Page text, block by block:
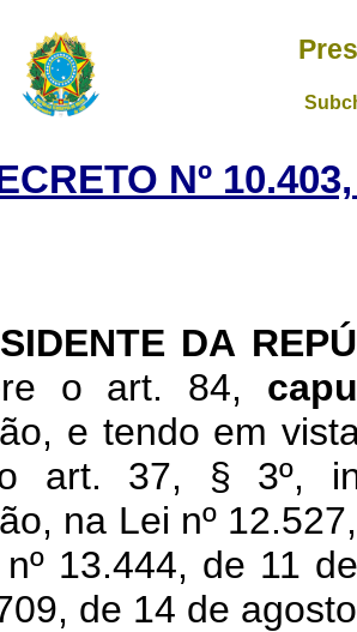
Nº
DA
o art. 84,
e tendo em
art. 37, § 3º,
na Lei nº
13.444, de 11
de 14 de